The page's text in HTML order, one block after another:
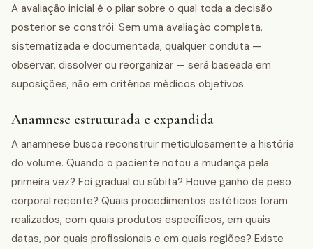
A avaliação inicial é o pilar sobre o qual toda a decisão
posterior se constrói. Sem uma avaliação completa,
sistematizada e documentada, qualquer conduta —
observar, dissolver ou reorganizar — será baseada em
suposições, não em critérios médicos objetivos.
Anamnese estruturada e expandida
A anamnese busca reconstruir meticulosamente a história
do volume. Quando o paciente notou a mudança pela
primeira vez? Foi gradual ou súbita? Houve ganho de peso
corporal recente? Quais procedimentos estéticos foram
realizados, com quais produtos específicos, em quais
datas, por quais profissionais e em quais regiões? Existe